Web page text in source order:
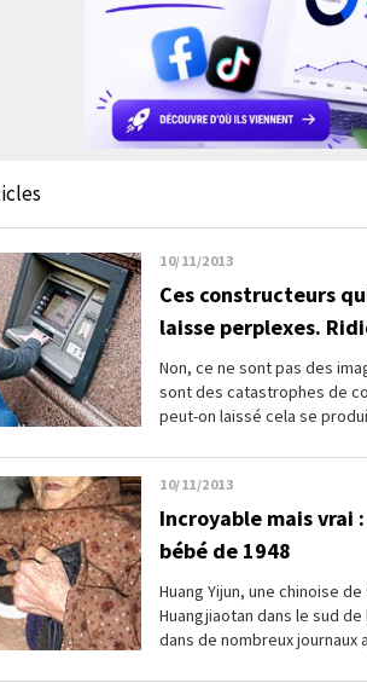
10/11/2013
Ces constructeurs
laisse perplexes.
Non, ce ne sont pas des
sont des catastrophes de
peut-on laissé cela se
10/11/2013
Incroyable mais vrai
bébé de 1948
Huang Yijun, une chinoise
Huangjiaotan dans le sud
dans de nombreux journaux